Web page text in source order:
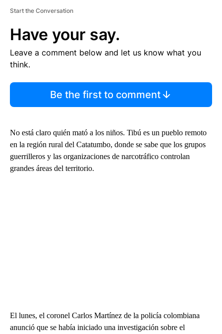
Start the Conversation
Have your say.
Leave a comment below and let us know what you
think.
Be the first to comment
No está claro quién mató a los niños. Tibú es un pueblo remoto
en la región rural del Catatumbo, donde se sabe que los grupos
guerrilleros y las organizaciones de narcotráfico controlan
grandes áreas del territorio.
El lunes, el coronel Carlos Martínez de la policía colombiana
anunció que se había iniciado una investigación sobre el